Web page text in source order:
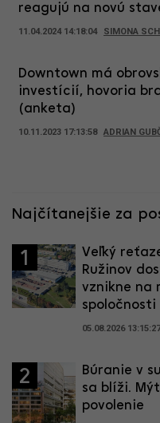
reagujú na novú
11.04.2024 14:18:04 SIMONA
Downtown má
investícií, hovoria
(anketa)
10.11.2023 17:13:58 ADRIAN
Najčítanejšie za
1
Veľký
Ružinov
vznikne na
spoločnosti
05.08.2026 13:15:27
2
Búranie v
sa blíži.
povolenie